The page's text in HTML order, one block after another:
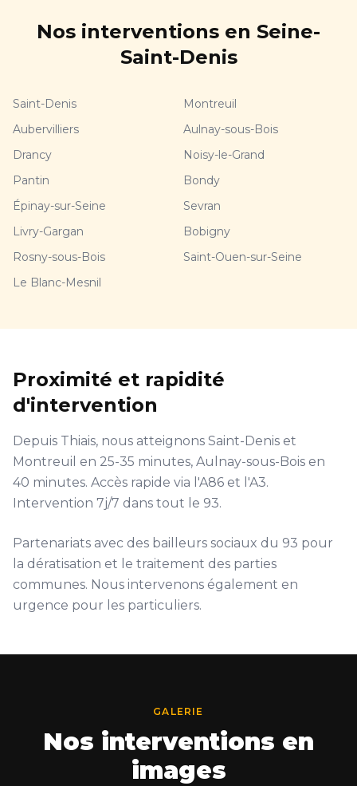
Nos interventions en Seine-
Saint-Denis
Saint-Denis
Montreuil
Aubervilliers
Aulnay-sous-Bois
Drancy
Noisy-le-Grand
Pantin
Bondy
Épinay-sur-Seine
Sevran
Livry-Gargan
Bobigny
Rosny-sous-Bois
Saint-Ouen-sur-Seine
Le Blanc-Mesnil
Proximité et rapidité
d'intervention
Depuis Thiais, nous atteignons Saint-Denis et
Montreuil en 25-35 minutes, Aulnay-sous-Bois en
40 minutes. Accès rapide via l'A86 et l'A3.
Intervention 7j/7 dans tout le 93.
Partenariats avec des bailleurs sociaux du 93 pour
la dératisation et le traitement des parties
communes. Nous intervenons également en
urgence pour les particuliers.
GALERIE
Nos interventions en
images